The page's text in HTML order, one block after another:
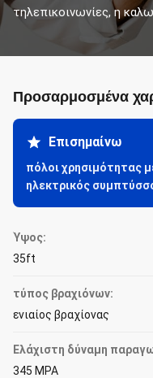
τηλεπικοινωνίες, η
Προσαρμοσμένα
Επισημαίνω
πόλοι χρησιμότητας
ηλεκτρικός
Ύψος:
35ft
τύπος βραχιόνων:
ενιαίος βραχίονας
Ελάχιστη δύναμη
345 MPA